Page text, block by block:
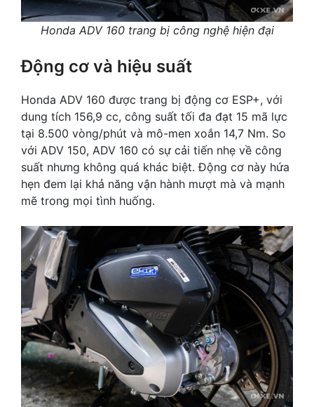
Honda ADV 160 trang bị công nghệ hiện đại
Động cơ và hiệu suất
Honda ADV 160 được trang bị động cơ ESP+, với
dung tích 156,9 cc, công suất tối đa đạt 15 mã lực
tại 8.500 vòng/phút và mô-men xoắn 14,7 Nm. So
với ADV 150, ADV 160 có sự cải tiến nhẹ về công
suất nhưng không quá khác biệt. Động cơ này hứa
hẹn đem lại khả năng vận hành mượt mà và mạnh
mẽ trong mọi tình huống.